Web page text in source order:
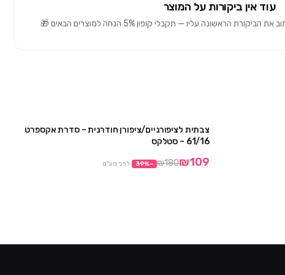
עוד אין ביקורות על המוצר
הראשונה עליו — תקבלי קופון 5% הנחה למוצרים הבאים 🎁
צבתית לציפורניים/ציפורן חודרנית – סדרת אקספרט
61/16 – סטלקס
₪109
₪180
−
39% לפני מע"מ